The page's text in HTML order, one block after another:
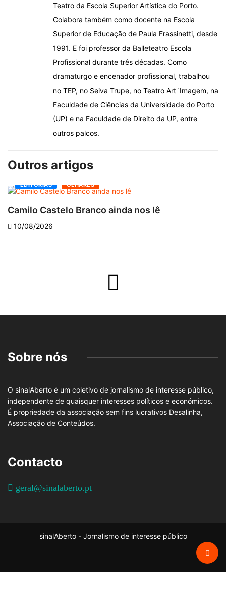
Teatro da Escola Superior Artística do Porto.
Colabora também como docente na Escola
Superior de Educação de Paula Frassinetti, desde
1991. E foi professor da Balleteatro Escola
Profissional durante três décadas. Como
dramaturgo e encenador profissional, trabalhou
no TEP, no Seiva Trupe, no Teatro Art´Imagem, na
Faculdade de Ciências da Universidade do Porto
(UP) e na Faculdade de Direito da UP, entre
outros palcos.
Outros artigos
EDITORIAS OLHARES
Camilo Castelo Branco ainda nos lê
10/08/2026
Sobre nós
O sinalAberto é um coletivo de jornalismo de interesse público,
independente de quaisquer interesses políticos e económicos.
É propriedade da associação sem fins lucrativos Desalinha,
Associação de Conteúdos.
Contacto
geral@sinalaberto.pt
sinalAberto - Jornalismo de interesse público